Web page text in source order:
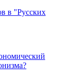
в "Русских